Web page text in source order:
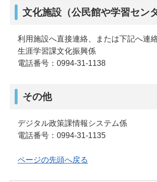
文化施設（公民館や学習セン
利用施設へ直接連絡、または下記へ連
生涯学習課文化振興係
電話番号：0994-31-1138
その他
デジタル政策課情報システム係
電話番号：0994-31-1135
ページの先頭へ戻る